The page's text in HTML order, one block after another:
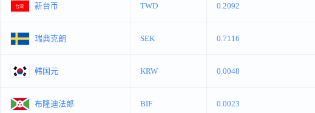
新台币 TWD 0.2092
瑞典克朗 SEK 0.7116
韩国元 KRW 0.0048
布隆迪法郎 BIF 0.0023